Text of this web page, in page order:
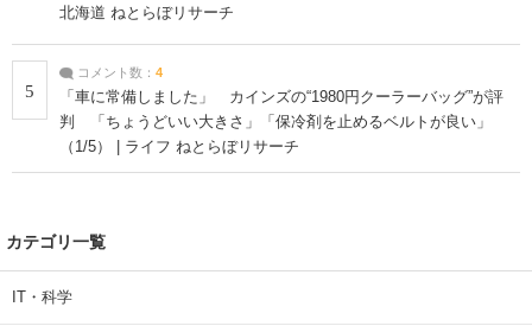
北海道 ねとらぼリサーチ
5
コメント数： 4
「車に常備しました」 カインズの“1980円クーラーバッグ”が評
判 「ちょうどいい大きさ」「保冷剤を止めるベルトが良い」
（1/5） | ライフ ねとらぼリサーチ
カテゴリ一覧
IT・科学